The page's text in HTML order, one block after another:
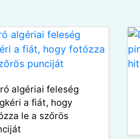
algériai feleség
a fiát, hogy
le a szőrös